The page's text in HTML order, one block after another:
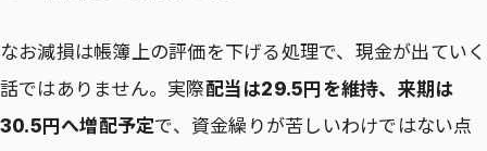
なお減損は帳簿上の評価を下げる処理で、現金が出ていく
話ではありません。実際配当は29.5円を維持、来期は
30.5円へ増配予定で、資金繰りが苦しいわけではない点